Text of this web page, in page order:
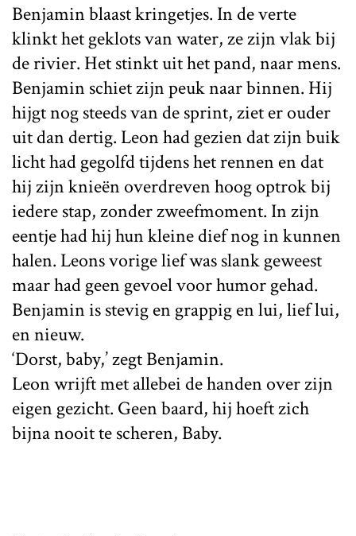
Benjamin blaast kringetjes. In de verte
klinkt het geklots van water, ze zijn vlak bij
de rivier. Het stinkt uit het pand, naar mens.
Benjamin schiet zijn peuk naar binnen. Hij
hijgt nog steeds van de sprint, ziet er ouder
uit dan dertig. Leon had gezien dat zijn buik
licht had gegolfd tijdens het rennen en dat
hij zijn knieën overdreven hoog optrok bij
iedere stap, zonder zweefmoment. In zijn
eentje had hij hun kleine dief nog in kunnen
halen. Leons vorige lief was slank geweest
maar had geen gevoel voor humor gehad.
Benjamin is stevig en grappig en lui, lief lui,
en nieuw.
‘Dorst, baby,’ zegt Benjamin.
Leon wrijft met allebei de handen over zijn
eigen gezicht. Geen baard, hij hoeft zich
bijna nooit te scheren, Baby.